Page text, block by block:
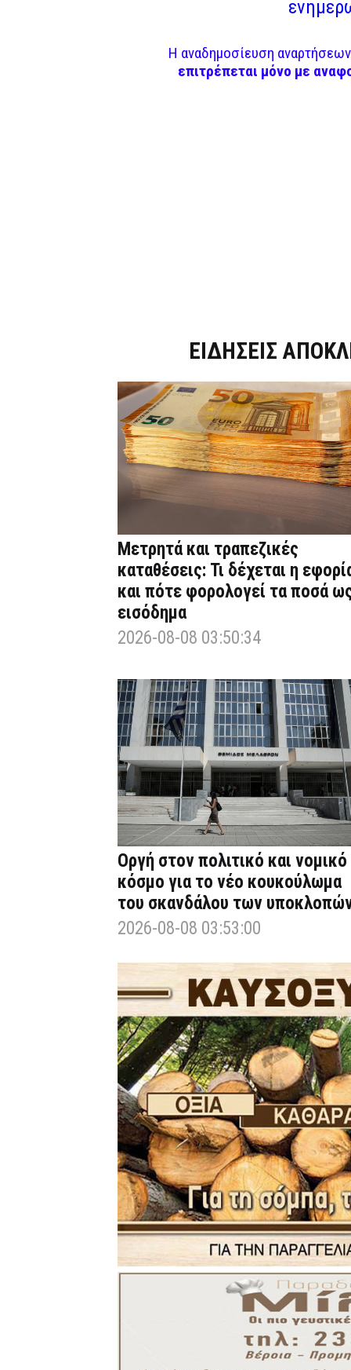
Η αναδημοσίευση
επιτρέπεται μόνο με
ΕΙΔΗΣΕΙΣ
Μετρητά και τραπεζικές
καταθέσεις: Τι δέχεται η
και πότε φορολογεί τα ποσά
εισόδημα
2026-08-08 03:50:34
Οργή στον πολιτικό και νομικό
κόσμο για το νέο κουκούλωμα
του σκανδάλου των
2026-08-08 03:53:00